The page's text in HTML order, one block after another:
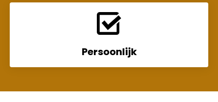
Persoonlijk